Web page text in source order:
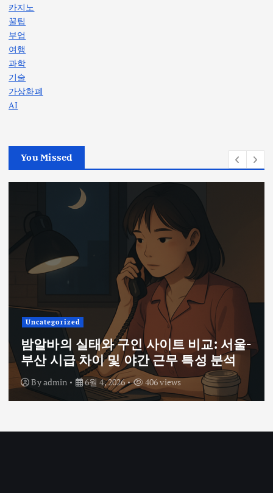
카지노
꿀팁
부업
여행
과학
기술
가상화폐
AI
You Missed
Uncategorized
밤알바의 실태와 구인 사이트 비교: 서울-
부산 시급 차이 및 야간 근무 특성 분석
Byadmin 6월 4, 2026 406 views